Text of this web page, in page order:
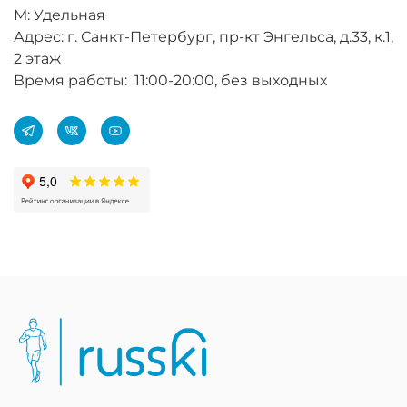
М: Удельная
Адрес: г. Санкт-Петербург, пр-кт Энгельса, д.33, к.1,
2 этаж
Время работы: 11:00-20:00, без выходных